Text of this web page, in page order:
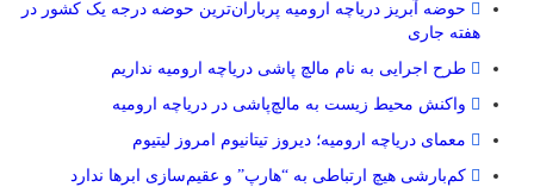
حوضه آبریز دریاچه ارومیه پرباران‌ترین حوضه‌ درجه یک کشور در
هفته جاری
طرح اجرایی به نام مالچ پاشی دریاچه ارومیه نداریم
واکنش محیط زیست به مالچ‌پاشی در دریاچه ارومیه
معمای دریاچه ارومیه؛ دیروز تیتانیوم امروز لیتیوم
کم‌بارشی هیچ ارتباطی به “هارپ” و عقیم‌سازی ابرها ندارد